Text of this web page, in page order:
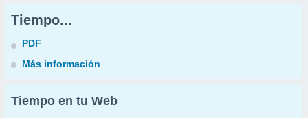
Tiempo...
PDF
Más información
Tiempo en tu Web